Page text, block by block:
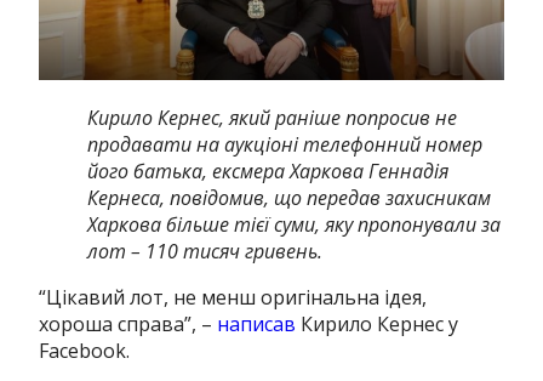
Кирило Кернес, який раніше попросив не
продавати на аукціоні телефонний номер
його батька, ексмера Харкова Геннадія
Кернеса, повідомив, що передав захисникам
Харкова більше тієї суми, яку пропонували за
лот – 110 тисяч гривень.
“Цікавий лот, не менш оригінальна ідея,
хороша справа”, – написав Кирило Кернес у
Facebook.